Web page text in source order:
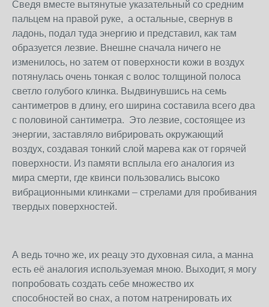
Сведя вместе вытянутые указательный со средним
пальцем на правой руке, а остальные, свернув в
ладонь, подал туда энергию и представил, как там
образуется лезвие. Внешне сначала ничего не
изменилось, но затем от поверхности кожи в воздух
потянулась очень тонкая с волос толщиной полоса
светло голубого клинка. Выдвинувшись на семь
сантиметров в длину, его ширина составила всего два
с половиной сантиметра. Это лезвие, состоящее из
энергии, заставляло вибрировать окружающий
воздух, создавая тонкий слой марева как от горячей
поверхности. Из памяти всплыла его аналогия из
мира смерти, где квинси пользовались высоко
вибрационными клинками – стрелами для пробивания
твердых поверхностей.
А ведь точно же, их реацу это духовная сила, а манна
есть её аналогия используемая мною. Выходит, я могу
попробовать создать себе множество их
способностей во снах, а потом натренировать их